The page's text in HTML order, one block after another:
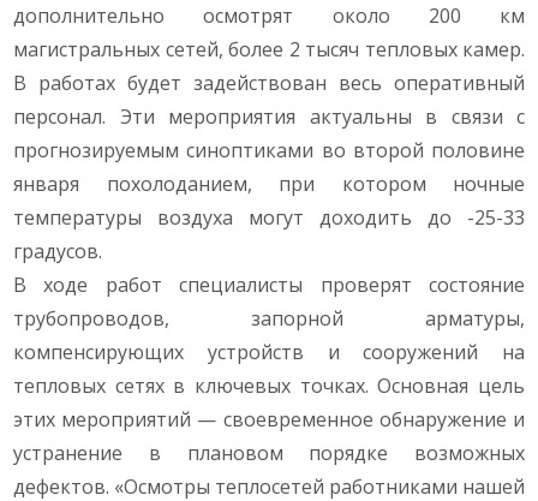
дополнительно осмотрят около 200 км
магистральных сетей, более 2 тысяч тепловых камер.
В работах будет задействован весь оперативный
персонал. Эти мероприятия актуальны в связи с
прогнозируемым синоптиками во второй половине
января похолоданием, при котором ночные
температуры воздуха могут доходить до -25-33
градусов.
В ходе работ специалисты проверят состояние
трубопроводов, запорной арматуры,
компенсирующих устройств и сооружений на
тепловых сетях в ключевых точках. Основная цель
этих мероприятий — своевременное обнаружение и
устранение в плановом порядке возможных
дефектов. «Осмотры теплосетей работниками нашей